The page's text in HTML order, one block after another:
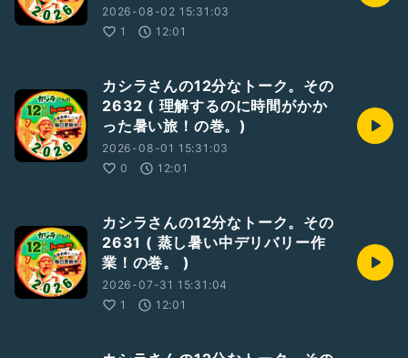
2026-08-02 15:31:03
1
12:01
カシラさんの12分なトーク。その
2632 ( 理解するのに時間がかか
った暑い旅！の巻。)
2026-08-01 15:31:03
0
12:01
カシラさんの12分なトーク。その
2631 ( 蒸し暑い中デリバリー作
業！の巻。 )
2026-07-31 15:31:04
1
12:01